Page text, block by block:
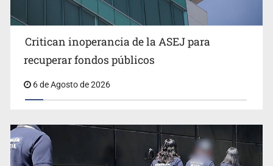
Fiscalías, SIAPA y transporte, entre los asuntos
Critican inoperancia de la ASEJ para
recuperar fondos públicos
6 de Agosto de 2026